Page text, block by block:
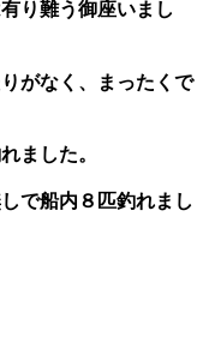
り難う御座いまし
がなく、まったくで
ました。
で船内８匹釣れまし